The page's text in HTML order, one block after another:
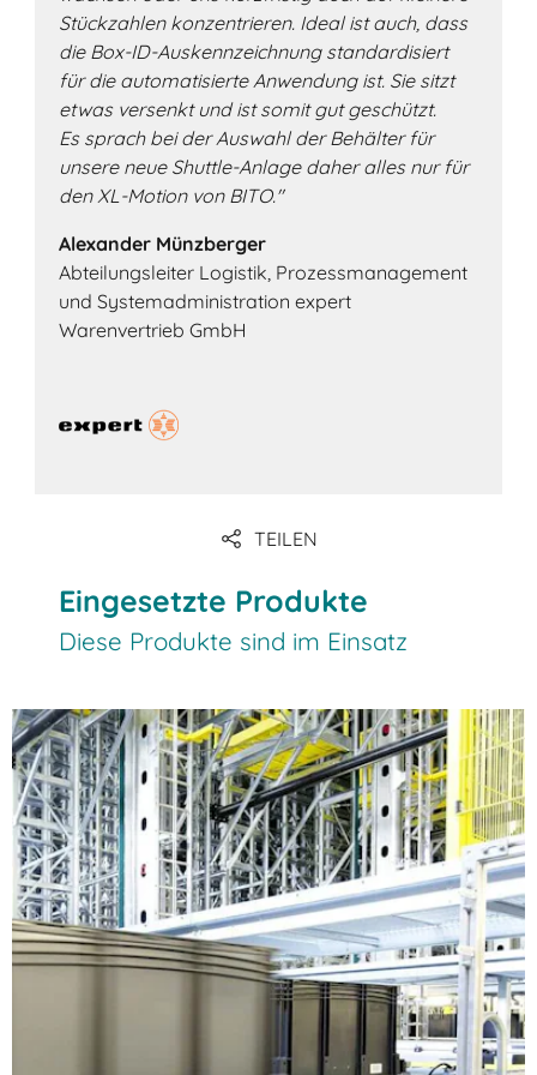
Stückzahlen konzentrieren. Ideal ist auch, dass
die Box-ID-Auskennzeichnung standardisiert
für die automatisierte Anwendung ist. Sie sitzt
etwas versenkt und ist somit gut geschützt.
Es sprach bei der Auswahl der Behälter für
unsere neue Shuttle-Anlage daher alles nur für
den XL-Motion von BITO."
Alexander Münzberger
Abteilungsleiter Logistik, Prozessmanagement
und Systemadministration expert
Warenvertrieb GmbH
TEILEN
Eingesetzte Produkte
Diese Produkte sind im Einsatz